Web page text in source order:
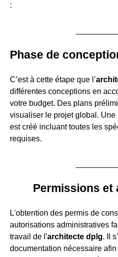
:
Phase de
C’est à cette étape que l’
différentes conceptions en
votre budget. Des plans
visualiser le projet global.
est créé incluant toutes les
requises.
Permissions et
L'obtention des permis de
autorisations administratives
travail de l'architecte dplg. Il
documentation nécessaire